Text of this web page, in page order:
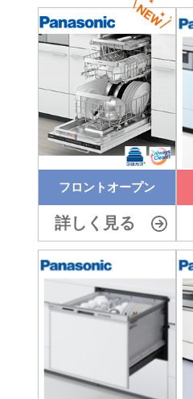
フロントオープン
詳しく見る